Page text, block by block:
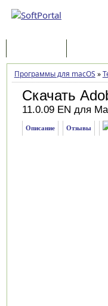
Программы для macOS »
Скачать
11.0.09 EN для
Описание Отзывы